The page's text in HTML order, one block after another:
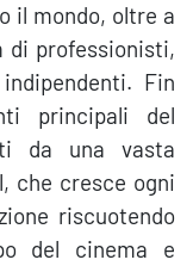
il mondo, oltre a
di professionisti,
Fin
principali del
da una vasta
che cresce ogni
riscuotendo
del cinema e